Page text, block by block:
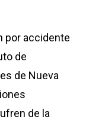
por accidente
de
de Nueva
de la